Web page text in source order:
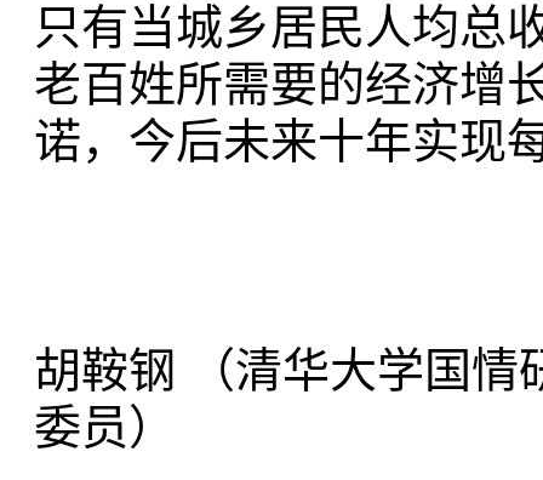
只有当城乡居民人均总
老百姓所需要的经济增
诺，今后未来十年实现
胡鞍钢 （清华大学国情
委员）